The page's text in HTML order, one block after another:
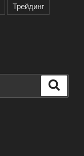
Трейдинг